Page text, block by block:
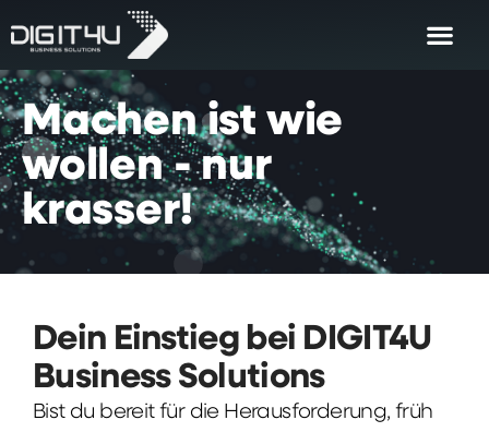
Machen ist wie
wollen - nur
krasser!
Dein Einstieg bei DIGIT4U
Business Solutions
Bist du bereit für die Herausforderung, früh